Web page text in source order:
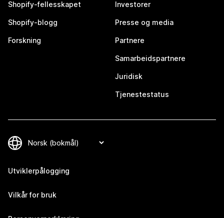
Shopify-fellesskapet
Shopify-blogg
Forskning
Investorer
Presse og media
Partnere
Samarbeidspartnere
Juridisk
Tjenestestatus
Utviklerpålogging
Vilkår for bruk